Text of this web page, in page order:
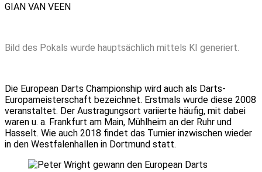
GIAN VAN VEEN
Bild des Pokals wurde hauptsächlich mittels KI generiert.
Die European Darts Championship wird auch als Darts-
Europameisterschaft bezeichnet. Erstmals wurde diese 2008
veranstaltet. Der Austragungsort variierte häufig, mit dabei
waren u. a. Frankfurt am Main, Mühlheim an der Ruhr und
Hasselt. Wie auch 2018 findet das Turnier inzwischen wieder
in den Westfalenhallen in Dortmund statt.